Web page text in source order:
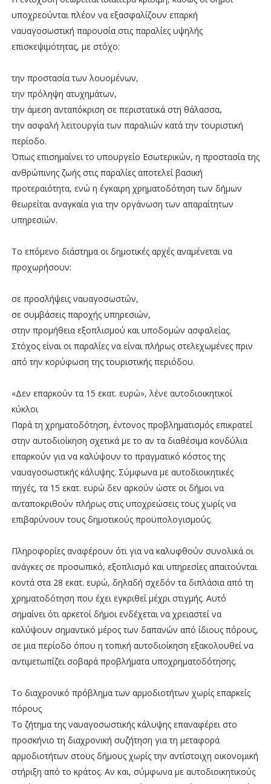
υποχρεούνται πλέον να εξασφαλίζουν επαρκή
ναυαγοσωστική παρουσία στις παραλίες υψηλής
επισκεψιμότητας, με στόχο:
την προστασία των λουομένων,
την πρόληψη ατυχημάτων,
την άμεση ανταπόκριση σε περιστατικά στη θάλασσα,
την ασφαλή λειτουργία των παραλιών κατά την τουριστική
περίοδο.
Όπως επισημαίνει το υπουργείο Εσωτερικών, η προστασία της
ανθρώπινης ζωής στις παραλίες αποτελεί βασική
προτεραιότητα, ενώ η έγκαιρη χρηματοδότηση των δήμων
θεωρείται αναγκαία για την οργάνωση των απαραίτητων
υπηρεσιών.
Το επόμενο διάστημα οι δημοτικές αρχές αναμένεται να
προχωρήσουν:
σε προσλήψεις ναυαγοσωστών,
σε συμβάσεις παροχής υπηρεσιών,
στην προμήθεια εξοπλισμού και υποδομών ασφαλείας.
Στόχος είναι οι παραλίες να είναι πλήρως στελεχωμένες πριν
από την κορύφωση της τουριστικής περιόδου.
«Δεν επαρκούν τα 15 εκατ. ευρώ», λένε αυτοδιοικητικοί
κύκλοι
Παρά τη χρηματοδότηση, έντονος προβληματισμός επικρατεί
στην αυτοδιοίκηση σχετικά με το αν τα διαθέσιμα κονδύλια
επαρκούν για να καλύψουν το πραγματικό κόστος της
ναυαγοσωστικής κάλυψης. Σύμφωνα με αυτοδιοικητικές
πηγές, τα 15 εκατ. ευρώ δεν αρκούν ώστε οι δήμοι να
ανταποκριθούν πλήρως στις υποχρεώσεις τους χωρίς να
επιβαρύνουν τους δημοτικούς προϋπολογισμούς.
Πληροφορίες αναφέρουν ότι για να καλυφθούν συνολικά οι
ανάγκες σε προσωπικό, εξοπλισμό και υπηρεσίες απαιτούνται
κοντά στα 28 εκατ. ευρώ, δηλαδή σχεδόν τα διπλάσια από τη
χρηματοδότηση που έχει εγκριθεί μέχρι στιγμής. Αυτό
σημαίνει ότι αρκετοί δήμοι ενδέχεται να χρειαστεί να
καλύψουν σημαντικό μέρος των δαπανών από ίδιους πόρους,
σε μια περίοδο όπου η τοπική αυτοδιοίκηση εξακολουθεί να
αντιμετωπίζει σοβαρά προβλήματα υποχρηματοδότησης.
Το διαχρονικό πρόβλημα των αρμοδιοτήτων χωρίς επαρκείς
πόρους
Το ζήτημα της ναυαγοσωστικής κάλυψης επαναφέρει στο
προσκήνιο τη διαχρονική συζήτηση για τη μεταφορά
αρμοδιοτήτων στους δήμους χωρίς την αντίστοιχη οικονομική
στήριξη από το κράτος. Αν και, σύμφωνα με αυτοδιοικητικούς